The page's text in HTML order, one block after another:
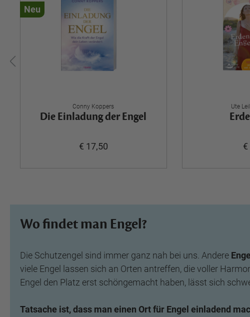
Neu
Conny Koppers
Die Einladung der Engel
€ 17,50
Ute
€
Wo findet man Engel?
Die Schutzengel sind immer ganz nah bei uns. Andere
viele Engel lassen sich an Orten antreffen, die voller
Engel den Platz erst schöngemacht haben, lässt sich
Tatsache ist, dass man einen Ort für Engel einladend